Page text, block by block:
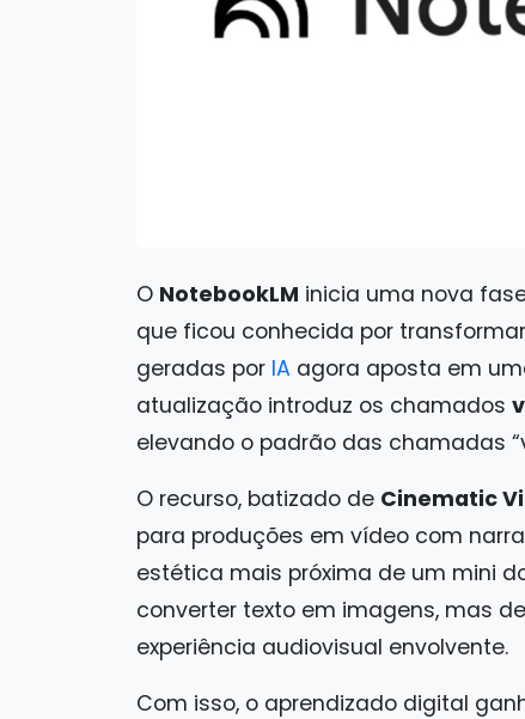
O NotebookLM inicia uma nova
que ficou conhecida por
geradas por IA agora aposta em
atualização introduz os chamados
elevando o padrão das chamadas
O recurso, batizado de Cinematic
para produções em vídeo com
estética mais próxima de um mini
converter texto em imagens, mas
experiência audiovisual envolvente.
Com isso, o aprendizado digital